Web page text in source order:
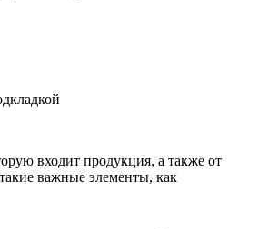
входит продукция, а также от
важные элементы, как